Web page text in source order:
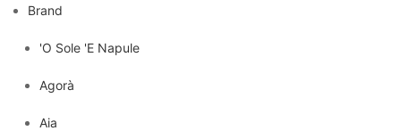
Brand
'O Sole 'E Napule
Agorà
Aia